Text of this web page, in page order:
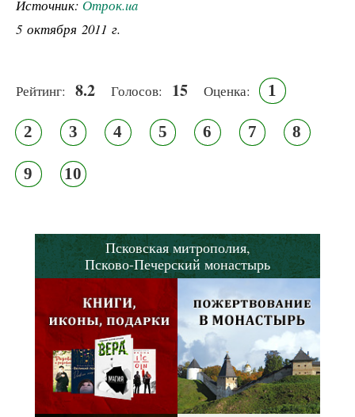
Источник: Отрок.ua
5 октября 2011 г.
Рейтинг: 8.2 Голосов: 15 Оценка: 1
2 3 4 5 6 7 8
9 10
Псковская митрополия,
Псково-Печерский монастырь